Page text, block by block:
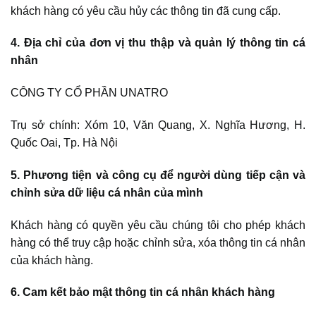
khách hàng có yêu cầu hủy các thông tin đã cung cấp.
4. Địa chỉ của đơn vị thu thập và quản lý thông tin cá
nhân
CÔNG TY CỔ PHẦN UNATRO
Trụ sở chính: Xóm 10, Văn Quang, X. Nghĩa Hương, H.
Quốc Oai, Tp. Hà Nội
5. Phương tiện và công cụ để người dùng tiếp cận và
chỉnh sửa dữ liệu cá nhân của mình
Khách hàng có quyền yêu cầu chúng tôi cho phép khách
hàng có thể truy cập hoặc chỉnh sửa, xóa thông tin cá nhân
của khách hàng.
6. Cam kết bảo mật thông tin cá nhân khách hàng